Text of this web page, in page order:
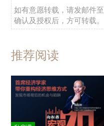
如有意愿转载，请发邮件至
确认及授权后，方可转载。
推荐阅读